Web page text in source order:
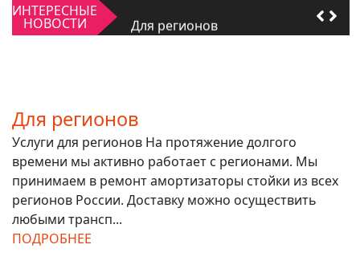
ИНТЕРЕСНЫЕ
НОВОСТИ Для регионов
Для регионов
Услуги для регионов На протяжение долгого
времени мы активно работает с регионами. Мы
принимаем в ремонт амортизаторы стойки из всех
регионов России. Доставку можно осуществить
любыми трансп...
ПОДРОБНЕЕ